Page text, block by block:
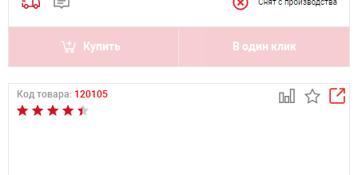
Купить В один клик
Код товара: 120105